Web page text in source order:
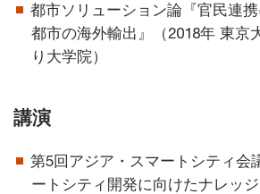
都市ソリューション論『官民連
都市の海外輸出』（2018年 東京
り大学院）
講演
第5回アジア・スマートシティ会
ートシティ開発に向けたナレッ